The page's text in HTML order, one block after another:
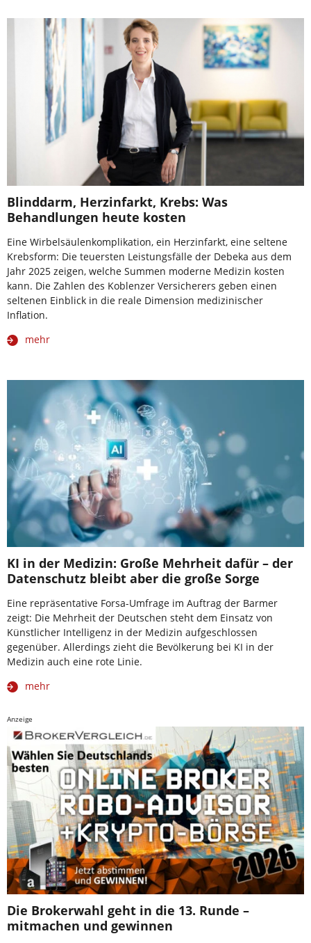
Blinddarm, Herzinfarkt, Krebs: Was
Behandlungen heute kosten
Eine Wirbelsäulenkomplikation, ein Herzinfarkt, eine seltene
Krebsform: Die teuersten Leistungsfälle der Debeka aus dem
Jahr 2025 zeigen, welche Summen moderne Medizin kosten
kann. Die Zahlen des Koblenzer Versicherers geben einen
seltenen Einblick in die reale Dimension medizinischer
Inflation.
mehr
KI in der Medizin: Große Mehrheit dafür – der
Datenschutz bleibt aber die große Sorge
Eine repräsentative Forsa-Umfrage im Auftrag der Barmer
zeigt: Die Mehrheit der Deutschen steht dem Einsatz von
Künstlicher Intelligenz in der Medizin aufgeschlossen
gegenüber. Allerdings zieht die Bevölkerung bei KI in der
Medizin auch eine rote Linie.
mehr
Anzeige
Die Brokerwahl geht in die 13. Runde –
mitmachen und gewinnen